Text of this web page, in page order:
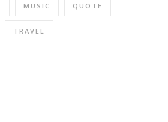
MUSIC QUOTE
TRAVEL